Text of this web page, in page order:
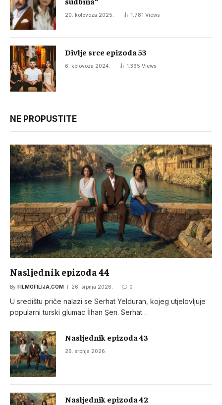
20. kolovoza 2025. 1.781 Views
Divlje srce epizoda 53
6. kolovoza 2024. 1.365 Views
NE PROPUSTITE
Nasljednik epizoda 44
By FILMOFILIJA.COM 26. srpnja 2026. 0
U središtu priče nalazi se Serhat Yelduran, kojeg utjelovljuje
popularni turski glumac İlhan Şen. Serhat…
Nasljednik epizoda 43
26. srpnja 2026.
Nasljednik epizoda 42